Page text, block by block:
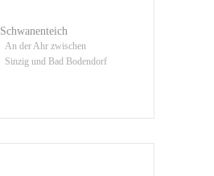
Schwanenteich
An der Ahr zwischen
Sinzig und Bad Bodendorf